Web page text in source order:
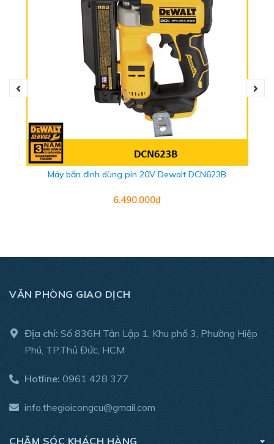
Áp suất bơm tối đa của máy là 120 Psi (tương đương 8,27
bar), tốc độ bơm khí không tải lên đến 24,9 lít/phút. Khi
bơm, người dùng có thể dễ quan sát các thông số được
hiển thị trên màn hình. Động cơ hiệu quả cao cung cấp một
áp suất mạnh mẽ giúp bơm lốp trong thời gian ngắn, công
nghệ tự động hóa hoàn toàn mang lại áp suất với độ chính
xác cao, bảo vệ máy khỏi quá tải.
THÔNG SỐ KỸ THUẬT
- Thương hiệu: Milwaukee
- Xuất xứ: China
- Điện thế pin: 12V
- Tốc độ bơm khí không tải: 24.9 (lít/p)
Máy bắn đinh dùng pin 20V Dewalt DCN623B
6.490.000₫
VĂN PHÒNG GIAO DỊCH
Địa chỉ: Số 836H Tân Lập 1, Khu phố 3, Phường Hiệp
Phú, TP.Thủ Đức, HCM
Hotline: 0961 428 377
info.thegioicongcu@gmail.com
CHĂM SÓC KHÁCH HÀNG